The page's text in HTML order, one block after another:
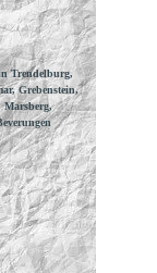
Trendelburg,
Grebenstein,
Marsberg,